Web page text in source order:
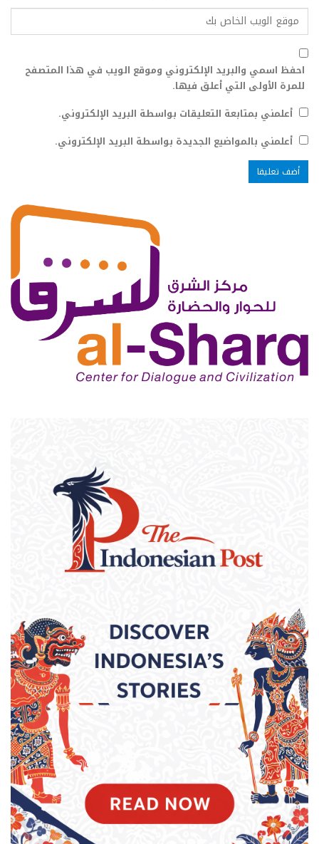
احفظ اسمي والبريد الإلكتروني وموقع الويب في هذا المتصفح
للمرة الأولى التي أعلق فيها.
أعلمني بمتابعة التعليقات بواسطة البريد الإلكتروني.
أعلمني بالمواضيع الجديدة بواسطة البريد الإلكتروني.